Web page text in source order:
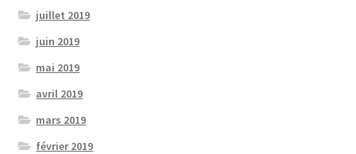
juillet 2019
juin 2019
mai 2019
avril 2019
mars 2019
février 2019